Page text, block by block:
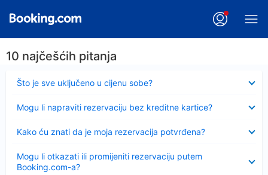
10 najčešćih pitanja
Što je sve uključeno u cijenu sobe?
Sažeto
Mogu li napraviti rezervaciju bez kreditne kartice?
Kako ću znati da je moja rezervacija potvrđena?
Mogu li otkazati ili promijeniti rezervaciju putem
Booking.com-a?